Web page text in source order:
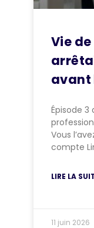
Vie
avant
Épisode 3
Vous
compte
LIRE LA
11 juin 2026